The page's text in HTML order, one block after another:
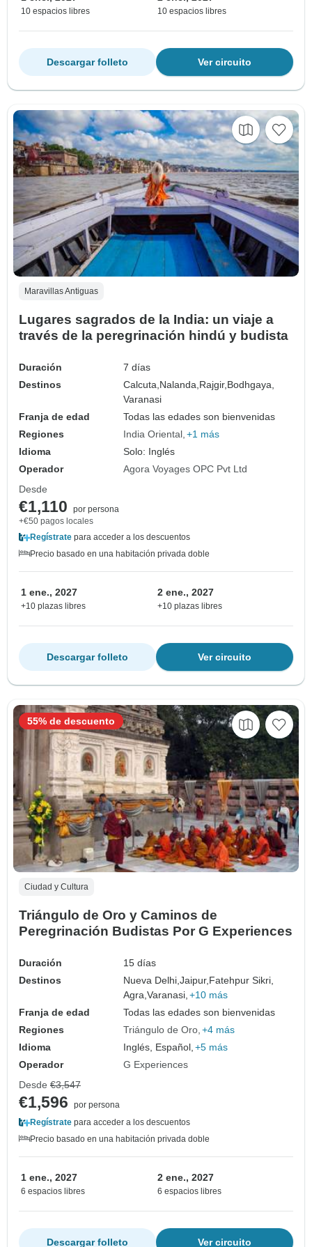
10 espacios libres 10 espacios libres
Ver circuito
Descargar folleto
Maravillas Antiguas
Lugares sagrados de la India: un viaje a
través de la peregrinación hindú y budista
Duración
7 días
Destinos
Calcuta,Nalanda,Rajgir,Bodhgaya,
Varanasi
Franja de edad
Todas las edades son bienvenidas
Regiones
India Oriental +1 más
Idioma
Solo: Inglés
Operador
Agora Voyages OPC Pvt Ltd
Desde
€1,110
por persona
+€50 pagos locales
Regístrate para acceder a los descuentos
Precio basado en una habitación privada doble
1 ene., 2027
+10 plazas libres
2 ene., 2027
+10 plazas libres
Ver circuito
Descargar folleto
Ciudad y Cultura
Triángulo de Oro y Caminos de
Peregrinación Budistas Por G Experiences
Duración
15 días
Destinos
Nueva Delhi,Jaipur, Fatehpur Sikri,
Agra,Varanasi, +10 más
Franja de edad
Todas las edades son bienvenidas
Regiones
Triángulo de Oro +4 más
Idioma
Inglés, Español, +5 más
Operador
G Experiences
55% de descuento
Desde €3,547
€1,596
por persona
Regístrate para acceder a los descuentos
Precio basado en una habitación privada doble
1 ene., 2027
6 espacios libres
2 ene., 2027
6 espacios libres
Ver circuito
Descargar folleto